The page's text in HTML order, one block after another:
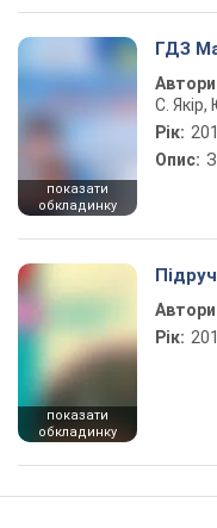
показати
обкладинку
ГДЗ
С.
Рік:
Опис:
показати
обкладинку
Рік: